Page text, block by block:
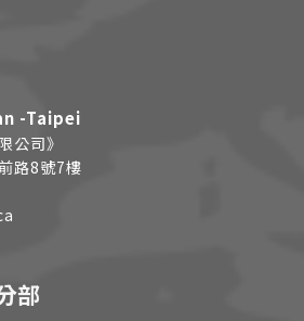
-Taipei
公司》
路8號7樓
部